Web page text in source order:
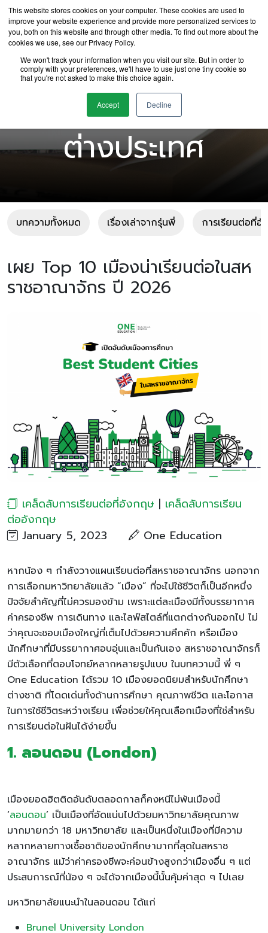
This website stores cookies on your computer. These cookies are used to
improve your website experience and provide more personalized services to
you, both on this website and through other media. To find out more about the
cookies we use, see our Privacy Policy.
We won't track your information when you visit our site. But in order to
comply with your preferences, we'll have to use just one tiny cookie so
that you're not asked to make this choice again.
Accept Decline
บทความเรียนต่อ
ต่างประเทศ
บทความทั้งหมด เรื่องเล่าจากรุ่นพี่ การเรียนต่อที่
เผย Top 10 เมืองน่าเรียนต่อในสห
ราชอาณาจักร ปี 2026
เคล็ดลับการเรียนต่อที่อังกฤษ | เคล็ดลับการเรียน
ต่ออังกฤษ
January 5, 2023
One Education
หากน้อง ๆ กำลังวางแผนเรียนต่อที่สหราชอาณาจักร นอกจาก
การเลือกมหาวิทยาลัยแล้ว “เมือง” ที่จะไปใช้ชีวิตก็เป็นอีกหนึ่ง
ปัจจัยสำคัญที่ไม่ควรมองข้าม เพราะแต่ละเมืองมีทั้งบรรยากาศ
ค่าครองชีพ การเดินทาง และไลฟ์สไตล์ที่แตกต่างกันออกไป ไม่
ว่าคุณจะชอบเมืองใหญ่ที่เต็มไปด้วยความคึกคัก หรือเมือง
นักศึกษาที่มีบรรยากาศอบอุ่นและเป็นกันเอง สหราชอาณาจักรก็
มีตัวเลือกที่ตอบโจทย์หลากหลายรูปแบบ ในบทความนี้ พี่ ๆ
One Education ได้รวม 10 เมืองยอดนิยมสำหรับนักศึกษา
ต่างชาติ ที่โดดเด่นทั้งด้านการศึกษา คุณภาพชีวิต และโอกาส
ในการใช้ชีวิตระหว่างเรียน เพื่อช่วยให้คุณเลือกเมืองที่ใช่สำหรับ
การเรียนต่อในฝันได้ง่ายขึ้น
1. ลอนดอน (London)
เมืองยอดฮิตติดอันดับตลอดกาลก็คงหนีไม่พ้นเมืองนี้
‘ลอนดอน’ เป็นเมืองที่อัดแน่นไปด้วยมหาวิทยาลัยคุณภาพ
มากมายกว่า 18 มหาวิทยาลัย และเป็นหนึ่งในเมืองที่มีความ
หลากหลายทางเชื้อชาติของนักศึกษามากที่สุดในสหราช
อาณาจักร แม้ว่าค่าครองชีพจะค่อนข้างสูงกว่าเมืองอื่น ๆ แต่
ประสบการณ์ที่น้อง ๆ จะได้จากเมืองนี้นั้นคุ้มค่าสุด ๆ ไปเลย
มหาวิทยาลัยแนะนำในลอนดอน ได้แก่
Brunel University London